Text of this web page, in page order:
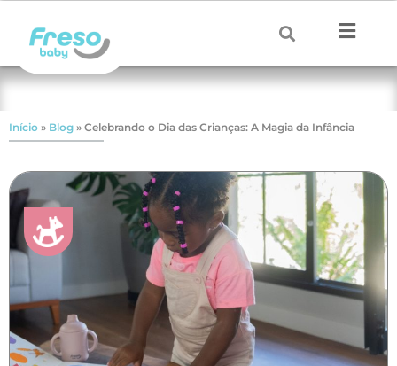
Início » Blog » Celebrando o Dia das Crianças: A Magia da Infância